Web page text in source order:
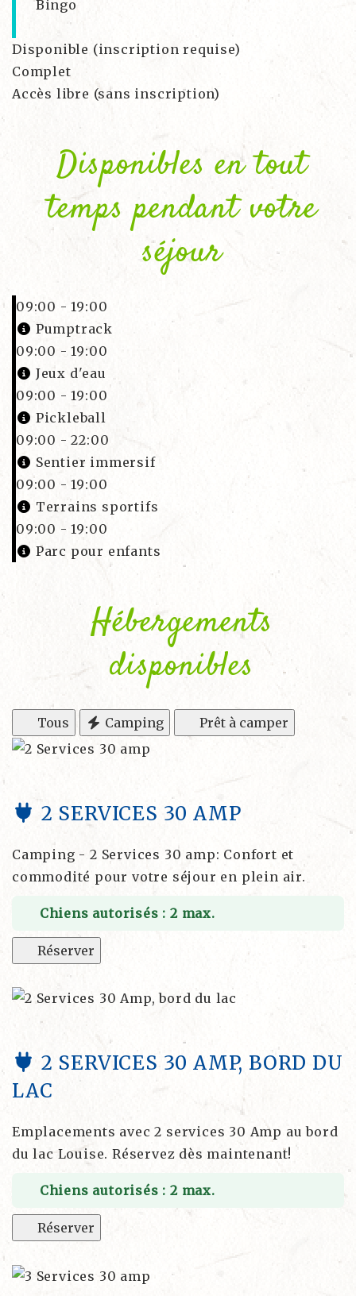
Bingo
Disponible (inscription requise)
Complet
Accès libre (sans inscription)
Disponibles en tout
temps pendant votre
séjour
09:00 - 19:00
Pumptrack
09:00 - 19:00
Jeux d'eau
09:00 - 19:00
Pickleball
09:00 - 22:00
Sentier immersif
09:00 - 19:00
Terrains sportifs
09:00 - 19:00
Parc pour enfants
Hébergements
disponibles
Tous Camping Prêt à camper
2 SERVICES 30 AMP
Camping - 2 Services 30 amp: Confort et
commodité pour votre séjour en plein air.
Chiens autorisés : 2 max.
Réserver
2 SERVICES 30 AMP, BORD DU
LAC
Emplacements avec 2 services 30 Amp au bord
du lac Louise. Réservez dès maintenant!
Chiens autorisés : 2 max.
Réserver